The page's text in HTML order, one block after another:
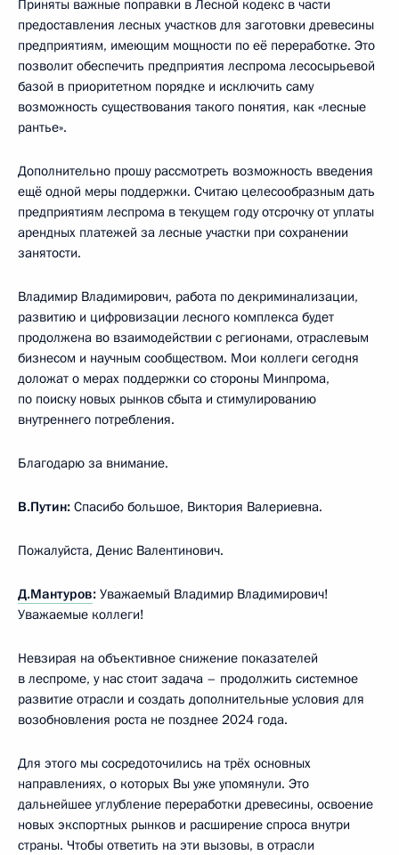
Приняты важные поправки в Лесной кодекс в части
предоставления лесных участков для заготовки древесины
предприятиям, имеющим мощности по её переработке. Это
позволит обеспечить предприятия леспрома лесосырьевой
базой в приоритетном порядке и исключить саму
возможность существования такого понятия, как «лесные
рантье».
Дополнительно прошу рассмотреть возможность введения
ещё одной меры поддержки. Считаю целесообразным дать
предприятиям леспрома в текущем году отсрочку от уплаты
арендных платежей за лесные участки при сохранении
занятости.
Владимир Владимирович, работа по декриминализации,
развитию и цифровизации лесного комплекса будет
продолжена во взаимодействии с регионами, отраслевым
бизнесом и научным сообществом. Мои коллеги сегодня
доложат о мерах поддержки со стороны Минпрома,
по поиску новых рынков сбыта и стимулированию
внутреннего потребления.
Благодарю за внимание.
В.Путин: Спасибо большое, Виктория Валериевна.
Пожалуйста, Денис Валентинович.
Д.Мантуров: Уважаемый Владимир Владимирович!
Уважаемые коллеги!
Невзирая на объективное снижение показателей
в леспроме, у нас стоит задача – продолжить системное
развитие отрасли и создать дополнительные условия для
возобновления роста не позднее 2024 года.
Для этого мы сосредоточились на трёх основных
направлениях, о которых Вы уже упомянули. Это
дальнейшее углубление переработки древесины, освоение
новых экспортных рынков и расширение спроса внутри
страны. Чтобы ответить на эти вызовы, в отрасли